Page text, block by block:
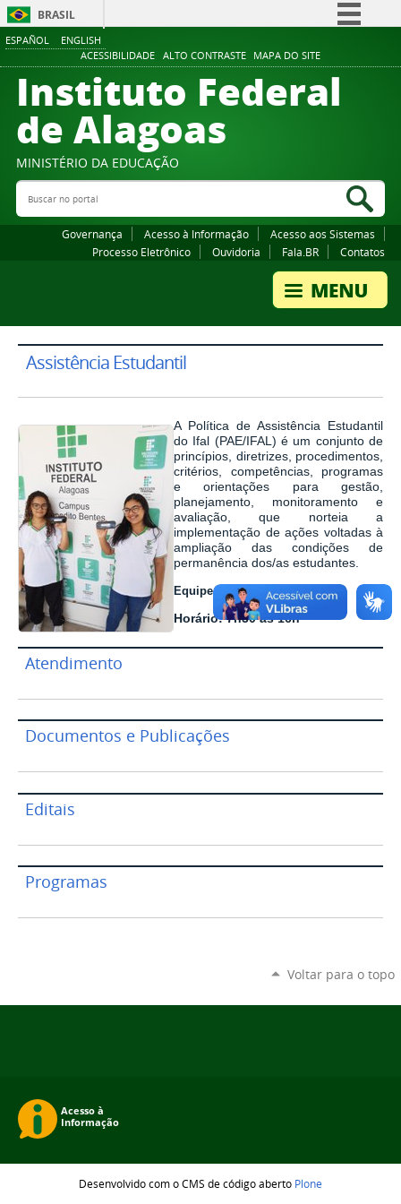
ESPAÑOL ENGLISH
ACESSIBILIDADE ALTO CONTRASTE MAPA DO SITE
BRASIL
Comunica BR
Participe
Canais
Instituto Federal
de Alagoas
MINISTÉRIO DA EDUCAÇÃO
Buscar no portal
Governança Acesso à Informação
Acesso aos Sistemas
Processo Eletrônico
Ouvidoria Fala.BR Contatos
Assistência Estudantil
A Política de Assistência Estudantil
do Ifal (PAE/IFAL) é um conjunto de
princípios, diretrizes, procedimentos,
critérios, competências, programas
e orientações para gestão,
planejamento, monitoramento e
avaliação, que norteia a
implementação de ações voltadas à
ampliação das condições de
permanência dos/as estudantes.
Equipe: ALESSANDRA VIEIRA
Horário: 7h30 às 16h
Atendimento
Documentos e Publicações
Editais
Programas
Voltar para o topo
Desenvolvido com o CMS de código aberto Plone